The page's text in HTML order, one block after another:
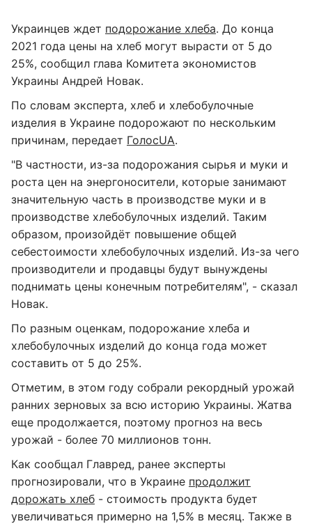
Украинцев ждет подорожание хлеба. До конца
2021 года цены на хлеб могут вырасти от 5 до
25%, сообщил глава Комитета экономистов
Украины Андрей Новак.
По словам эксперта, хлеб и хлебобулочные
изделия в Украине подорожают по нескольким
причинам, передает ГолосUA.
"В частности, из-за подорожания сырья и муки и
роста цен на энергоносители, которые занимают
значительную часть в производстве муки и в
производстве хлебобулочных изделий. Таким
образом, произойдёт повышение общей
себестоимости хлебобулочных изделий. Из-за чего
производители и продавцы будут вынуждены
поднимать цены конечным потребителям", - сказал
Новак.
По разным оценкам, подорожание хлеба и
хлебобулочных изделий до конца года может
составить от 5 до 25%.
Отметим, в этом году собрали рекордный урожай
ранних зерновых за всю историю Украины. Жатва
еще продолжается, поэтому прогноз на весь
урожай - более 70 миллионов тонн.
Как сообщал Главред, ранее эксперты
прогнозировали, что в Украине продолжит
дорожать хлеб - стоимость продукта будет
увеличиваться примерно на 1,5% в месяц. Также в